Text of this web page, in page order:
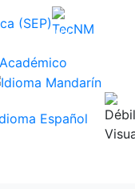
Gobierno